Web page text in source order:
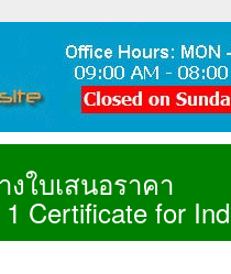
ใบเสนอราคา
Certificate for